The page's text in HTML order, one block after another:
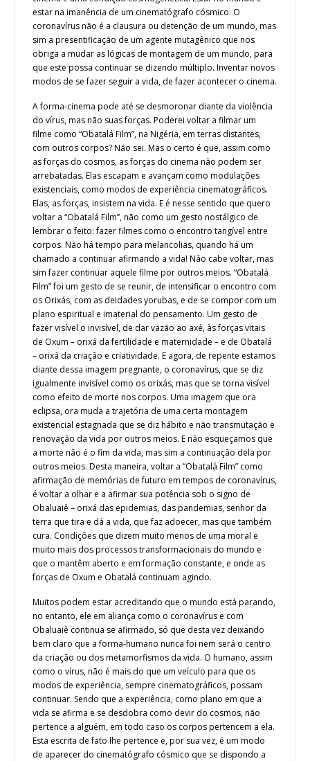
estar na imanência de um cinematógrafo cósmico. O
coronavírus não é a clausura ou detenção de um mundo, mas
sim a presentificação de um agente mutagênico que nos
obriga a mudar as lógicas de montagem de um mundo, para
que este possa continuar se dizendo múltiplo. Inventar novos
modos de se fazer seguir a vida, de fazer acontecer o cinema.
A forma-cinema pode até se desmoronar diante da violência
do vírus, mas não suas forças. Poderei voltar a filmar um
filme como “Obatalá Film”, na Nigéria, em terras distantes,
com outros corpos? Não sei. Mas o certo é que, assim como
as forças do cosmos, as forças do cinema não podem ser
arrebatadas. Elas escapam e avançam como modulações
existenciais, como modos de experiência cinematográficos.
Elas, as forças, insistem na vida. E é nesse sentido que quero
voltar a “Obatalá Film”, não como um gesto nostálgico de
lembrar o feito: fazer filmes como o encontro tangível entre
corpos. Não há tempo para melancolias, quando há um
chamado a continuar afirmando a vida! Não cabe voltar, mas
sim fazer continuar aquele filme por outros meios. “Obatalá
Film” foi um gesto de se reunir, de intensificar o encontro com
os Orixás, com as deidades yorubas, e de se compor com um
plano espiritual e imaterial do pensamento. Um gesto de
fazer visível o invisível, de dar vazão ao axé, às forças vitais
de Oxum – orixá da fertilidade e maternidade – e de Obatalá
– orixá da criação e criatividade. E agora, de repente estamos
diante dessa imagem pregnante, o coronavírus, que se diz
igualmente invisível como os orixás, mas que se torna visível
como efeito de morte nos corpos. Uma imagem que ora
eclipsa, ora muda a trajetória de uma certa montagem
existencial estagnada que se diz hábito e não transmutação e
renovação da vida por outros meios. E não esqueçamos que
a morte não é o fim da vida, mas sim a continuação dela por
outros meios. Desta maneira, voltar a “Obatalá Film” como
afirmação de memórias de futuro em tempos de coronavírus,
é voltar a olhar e a afirmar sua potência sob o signo de
Obaluaiê – orixá das epidemias, das pandemias, senhor da
terra que tira e dá a vida, que faz adoecer, mas que também
cura. Condições que dizem muito menos de uma moral e
muito mais dos processos transformacionais do mundo e
que o mantêm aberto e em formação constante, e onde as
forças de Oxum e Obatalá continuam agindo.
Muitos podem estar acreditando que o mundo está parando,
no entanto, ele em aliança como o coronavírus e com
Obaluaiê continua se afirmado, só que desta vez deixando
bem claro que a forma-humano nunca foi nem será o centro
da criação ou dos metamorfismos da vida. O humano, assim
como o vírus, não é mais do que um veículo para que os
modos de experiência, sempre cinematográficos, possam
continuar. Sendo que a experiência, como plano em que a
vida se afirma e se desdobra como devir do cosmos, não
pertence a alguém, em todo caso os corpos pertencem a ela.
Esta escrita de fato lhe pertence e, por sua vez, é um modo
de aparecer do cinematógrafo cósmico que se dispondo a